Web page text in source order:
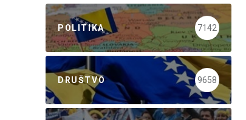
POLITIKA 7142
DRUŠTVO 9658